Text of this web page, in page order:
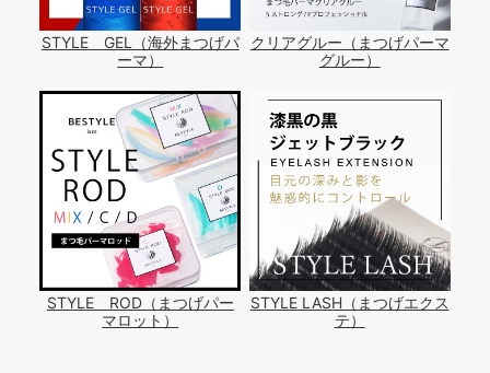
STYLE GEL（海外まつげパ
ーマ）
クリアグルー（まつげパーマ
グルー）
STYLE ROD（まつげパー
マロット）
STYLE LASH（まつげエクス
テ）